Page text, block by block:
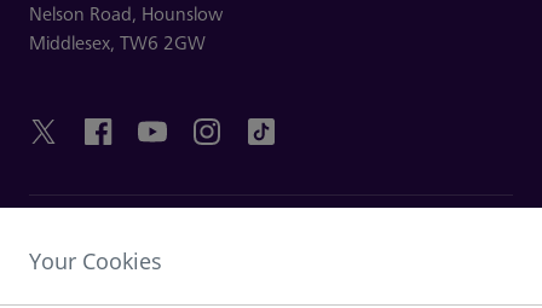
Nelson Road, Hounslow
Middlesex, TW6 2GW
Your Cookies